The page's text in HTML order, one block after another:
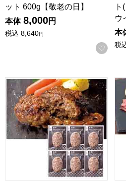
ット 600g【敬老の日】
本体 8,000円
税込 8,640円
お気
ウ
本
税
群馬 赤城牛のとりやま 赤城牛群